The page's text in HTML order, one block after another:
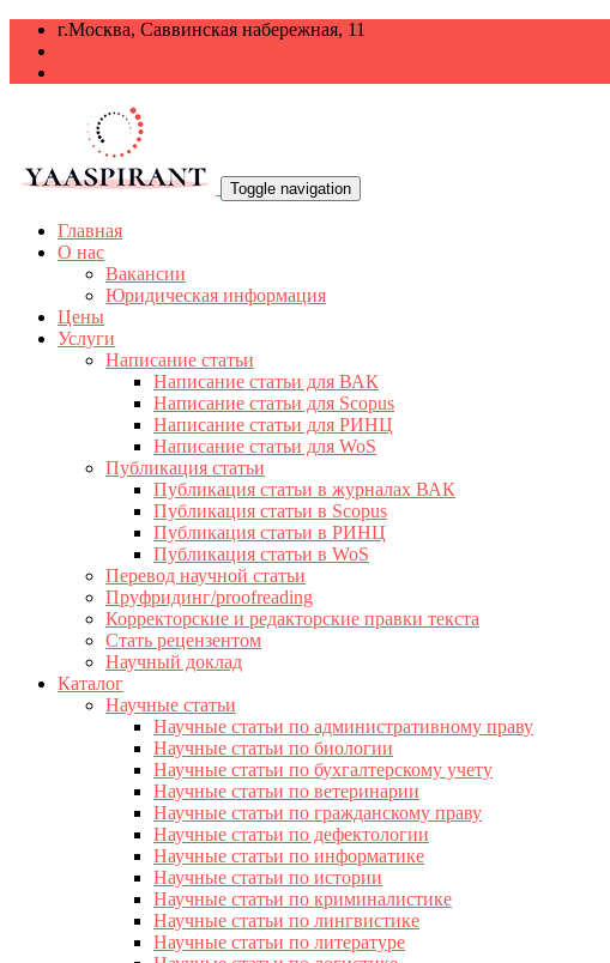
г.Москва, Саввинская набережная, 11
Toggle navigation
Главная
О нас
Вакансии
Юридическая информация
Цены
Услуги
Написание статьи
Написание статьи для ВАК
Написание статьи для Scopus
Написание статьи для РИНЦ
Написание статьи для WoS
Публикация статьи
Публикация статьи в журналах ВАК
Публикация статьи в Scopus
Публикация статьи в РИНЦ
Публикация статьи в WoS
Перевод научной статьи
Пруфридинг/proofreading
Корректорские и редакторские правки текста
Стать рецензентом
Научный доклад
Каталог
Научные статьи
Научные статьи по административному праву
Научные статьи по биологии
Научные статьи по бухгалтерскому учету
Научные статьи по ветеринарии
Научные статьи по гражданскому праву
Научные статьи по дефектологии
Научные статьи по информатике
Научные статьи по истории
Научные статьи по криминалистике
Научные статьи по лингвистике
Научные статьи по литературе